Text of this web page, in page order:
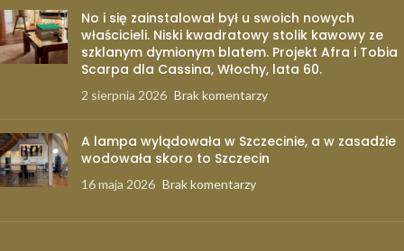
No i się zainstalował był u swoich nowych
właścicieli. Niski kwadratowy stolik kawowy ze
szklanym dymionym blatem. Projekt Afra i Tobia
Scarpa dla Cassina, Włochy, lata 60.
2 sierpnia 2026 Brak komentarzy
A lampa wylądowała w Szczecinie, a w zasadzie
wodowała skoro to Szczecin
16 maja 2026 Brak komentarzy